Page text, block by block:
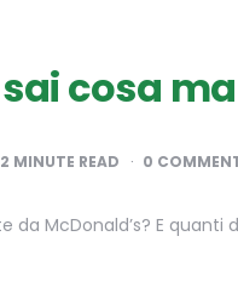
cosa
2 MINUTE READ 0
McDonald’s? E